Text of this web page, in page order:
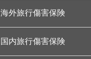
海外旅行傷害保険
国内旅行傷害保険